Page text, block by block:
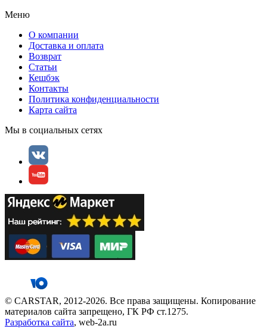
Меню
О компании
Доставка и оплата
Возврат
Статьи
Кешбэк
Контакты
Политика конфиденциальности
Карта сайта
Мы в социальных сетях
© CARSTAR, 2012-2026. Все права защищены. Копирование
материалов сайта запрещено, ГК РФ ст.1275.
Разработка сайта, web-2a.ru